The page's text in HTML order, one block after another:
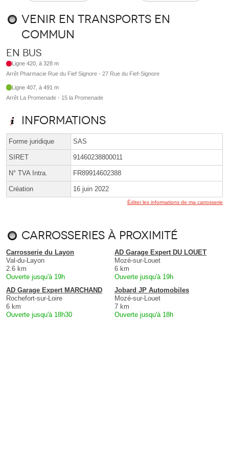
Venir en transports en
commun
En bus
Ligne 420, à 328 m
Arrêt Pharmacie Rue du Fief Signore - 27 Rue du Fief-Signore
Ligne 407, à 491 m
Arrêt La Promenade - 15 la Promenade
Informations
Forme juridique SAS
SIRET 91460238800011
N° TVA Intra. FR89914602388
Création 16 juin 2022
Éditer les informations de ma carrosserie
Carrosseries à proximité
Carrosserie du Layon
Val-du-Layon
2.6 km
Ouverte jusqu'à 19h
AD Garage Expert DU LOUET
Mozé-sur-Louet
6 km
Ouverte jusqu'à 19h
AD Garage Expert MARCHAND
Rochefort-sur-Loire
6 km
Ouverte jusqu'à 18h30
Jobard JP Automobiles
Mozé-sur-Louet
7 km
Ouverte jusqu'à 18h